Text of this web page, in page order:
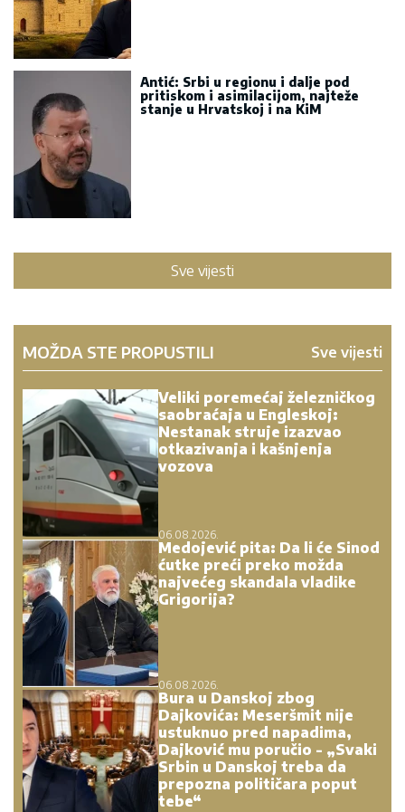
Antić: Srbi u regionu i dalje pod
pritiskom i asimilacijom, najteže
stanje u Hrvatskoj i na KiM
Sve vijesti
MOŽDA STE PROPUSTILI Sve vijesti
Veliki poremećaj železničkog
saobraćaja u Engleskoj:
Nestanak struje izazvao
otkazivanja i kašnjenja
vozova
06.08.2026.
Medojević pita: Da li će Sinod
ćutke preći preko možda
najvećeg skandala vladike
Grigorija?
06.08.2026.
Bura u Danskoj zbog
Dajkovića: Meseršmit nije
ustuknuo pred napadima,
Dajković mu poručio - „Svaki
Srbin u Danskoj treba da
prepozna političara poput
tebe“